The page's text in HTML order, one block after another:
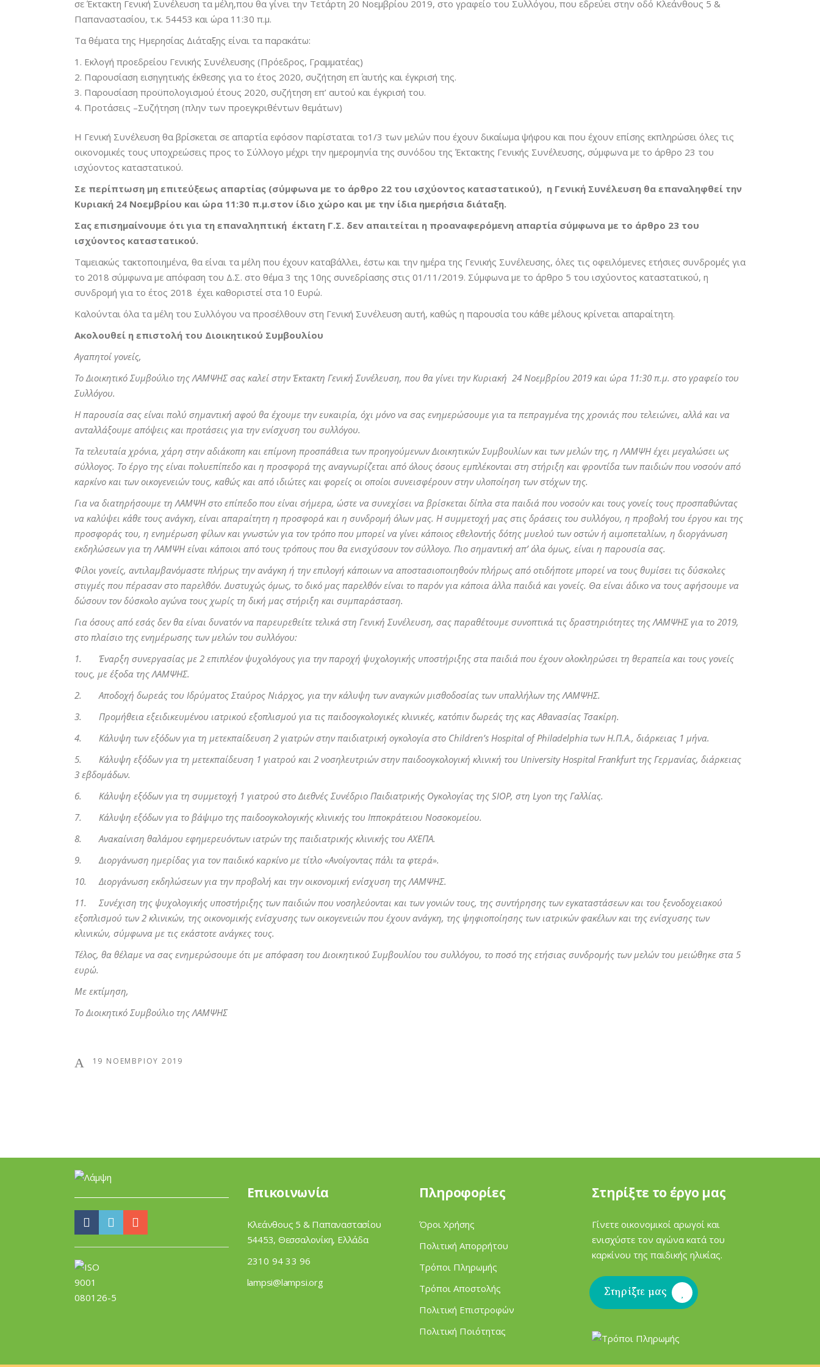
σε Έκτακτη Γενική Συνέλευση τα μέλη,που θα γίνει την Τετάρτη 20 Νοεμβρίου 2019, στο γραφείο του Συλλόγου, που εδρεύει στην οδό Κλεάνθους 5 &
Παπαναστασίου, τ.κ. 54453 και ώρα 11:30 π.μ.
Τα θέματα της Ημερησίας Διάταξης είναι τα παρακάτω:
Εκλογή προεδρείου Γενικής Συνέλευσης (Πρόεδρος, Γραμματέας)
Παρουσίαση εισηγητικής έκθεσης για το έτος 2020, συζήτηση επ΄ αυτής και έγκρισή της.
Παρουσίαση προϋπολογισμού έτους 2020, συζήτηση επ’ αυτού και έγκρισή του.
Προτάσεις –Συζήτηση (πλην των προεγκριθέντων θεμάτων)
Η Γενική Συνέλευση θα βρίσκεται σε απαρτία εφόσον παρίσταται το1/3 των μελών που έχουν δικαίωμα ψήφου και που έχουν επίσης εκπληρώσει όλες τις
οικονομικές τους υποχρεώσεις προς το Σύλλογο μέχρι την ημερομηνία της συνόδου της Έκτακτης Γενικής Συνέλευσης, σύμφωνα με το άρθρο 23 του
ισχύοντος καταστατικού.
Σε περίπτωση μη επιτεύξεως απαρτίας (σύμφωνα με το άρθρο 22 του ισχύοντος καταστατικού), η Γενική Συνέλευση θα επαναληφθεί την
Κυριακή 24 Νοεμβρίου και ώρα 11:30 π.μ.στον ίδιο χώρο και με την ίδια ημερήσια διάταξη.
Σας επισημαίνουμε ότι για τη επαναληπτική έκτατη Γ.Σ. δεν απαιτείται η προαναφερόμενη απαρτία σύμφωνα με το άρθρο 23 του
ισχύοντος καταστατικού.
Ταμειακώς τακτοποιημένα, θα είναι τα μέλη που έχουν καταβάλλει, έστω και την ημέρα της Γενικής Συνέλευσης, όλες τις οφειλόμενες ετήσιες συνδρομές για
το 2018 σύμφωνα με απόφαση του Δ.Σ. στο θέμα 3 της 10ης συνεδρίασης στις 01/11/2019. Σύμφωνα με το άρθρο 5 του ισχύοντος καταστατικού, η
συνδρομή για το έτος 2018 έχει καθοριστεί στα 10 Ευρώ.
Καλούνται όλα τα μέλη του Συλλόγου να προσέλθουν στη Γενική Συνέλευση αυτή, καθώς η παρουσία του κάθε μέλους κρίνεται απαραίτητη.
Ακολουθεί η επιστολή του Διοικητικού Συμβουλίου
Αγαπητοί γονείς,
Το Διοικητικό Συμβούλιο της ΛΑΜΨΗΣ σας καλεί στην Έκτακτη Γενική Συνέλευση, που θα γίνει την Κυριακή 24 Νοεμβρίου 2019 και ώρα 11:30 π.μ. στο γραφείο του
Συλλόγου.
Η παρουσία σας είναι πολύ σημαντική αφού θα έχουμε την ευκαιρία, όχι μόνο να σας ενημερώσουμε για τα πεπραγμένα της χρονιάς που τελειώνει, αλλά και να
ανταλλάξουμε απόψεις και προτάσεις για την ενίσχυση του συλλόγου.
Τα τελευταία χρόνια, χάρη στην αδιάκοπη και επίμονη προσπάθεια των προηγούμενων Διοικητικών Συμβουλίων και των μελών της, η ΛΑΜΨΗ έχει μεγαλώσει ως
σύλλογος. Το έργο της είναι πολυεπίπεδο και η προσφορά της αναγνωρίζεται από όλους όσους εμπλέκονται στη στήριξη και φροντίδα των παιδιών που νοσούν από
καρκίνο και των οικογενειών τους, καθώς και από ιδιώτες και φορείς οι οποίοι συνεισφέρουν στην υλοποίηση των στόχων της.
Για να διατηρήσουμε τη ΛΑΜΨΗ στο επίπεδο που είναι σήμερα, ώστε να συνεχίσει να βρίσκεται δίπλα στα παιδιά που νοσούν και τους γονείς τους προσπαθώντας
να καλύψει κάθε τους ανάγκη, είναι απαραίτητη η προσφορά και η συνδρομή όλων μας. Η συμμετοχή μας στις δράσεις του συλλόγου, η προβολή του έργου και της
προσφοράς του, η ενημέρωση φίλων και γνωστών για τον τρόπο που μπορεί να γίνει κάποιος εθελοντής δότης μυελού των οστών ή αιμοπεταλίων, η διοργάνωση
εκδηλώσεων για τη ΛΑΜΨΗ είναι κάποιοι από τους τρόπους που θα ενισχύσουν τον σύλλογο. Πιο σημαντική απ’ όλα όμως, είναι η παρουσία σας.
Φίλοι γονείς, αντιλαμβανόμαστε πλήρως την ανάγκη ή την επιλογή κάποιων να αποστασιοποιηθούν πλήρως από οτιδήποτε μπορεί να τους θυμίσει τις δύσκολες
στιγμές που πέρασαν στο παρελθόν. Δυστυχώς όμως, το δικό μας παρελθόν είναι το παρόν για κάποια άλλα παιδιά και γονείς. Θα είναι άδικο να τους αφήσουμε να
δώσουν τον δύσκολο αγώνα τους χωρίς τη δική μας στήριξη και συμπαράσταση.
Για όσους από εσάς δεν θα είναι δυνατόν να παρευρεθείτε τελικά στη Γενική Συνέλευση, σας παραθέτουμε συνοπτικά τις δραστηριότητες της ΛΑΜΨΗΣ για το 2019,
στο πλαίσιο της ενημέρωσης των μελών του συλλόγου:
1. Έναρξη συνεργασίας με 2 επιπλέον ψυχολόγους για την παροχή ψυχολογικής υποστήριξης στα παιδιά που έχουν ολοκληρώσει τη θεραπεία και τους γονείς
τους, με έξοδα της ΛΑΜΨΗΣ.
2. Αποδοχή δωρεάς του Ιδρύματος Σταύρος Νιάρχος, για την κάλυψη των αναγκών μισθοδοσίας των υπαλλήλων της ΛΑΜΨΗΣ.
3. Προμήθεια εξειδικευμένου ιατρικού εξοπλισμού για τις παιδοογκολογικές κλινικές, κατόπιν δωρεάς της κας Αθανασίας Τσακίρη.
4. Κάλυψη των εξόδων για τη μετεκπαίδευση 2 γιατρών στην παιδιατρική ογκολογία στο Children’s Hospital of Philadelphia των Η.Π.Α., διάρκειας 1 μήνα.
5. Κάλυψη εξόδων για τη μετεκπαίδευση 1 γιατρού και 2 νοσηλευτριών στην παιδοογκολογική κλινική του University Hospital Frankfurtτης Γερμανίας, διάρκειας
3 εβδομάδων.
6. Κάλυψη εξόδων για τη συμμετοχή 1 γιατρού στο Διεθνές Συνέδριο Παιδιατρικής Ογκολογίας της SIOP, στη Lyon της Γαλλίας.
7. Κάλυψη εξόδων για το βάψιμο της παιδοογκολογικής κλινικής του Ιπποκράτειου Νοσοκομείου.
8. Ανακαίνιση θαλάμου εφημερευόντων ιατρών της παιδιατρικής κλινικής του ΑΧΕΠΑ.
9. Διοργάνωση ημερίδας για τον παιδικό καρκίνο με τίτλο «Ανοίγοντας πάλι τα φτερά».
10. Διοργάνωση εκδηλώσεων για την προβολή και την οικονομική ενίσχυση της ΛΑΜΨΗΣ.
11. Συνέχιση της ψυχολογικής υποστήριξης των παιδιών που νοσηλεύονται και των γονιών τους, της συντήρησης των εγκαταστάσεων και του ξενοδοχειακού
εξοπλισμού των 2 κλινικών, της οικονομικής ενίσχυσης των οικογενειών που έχουν ανάγκη, της ψηφιοποίησης των ιατρικών φακέλων και της ενίσχυσης των
κλινικών, σύμφωνα με τις εκάστοτε ανάγκες τους.
Τέλος, θα θέλαμε να σας ενημερώσουμε ότι με απόφαση του Διοικητικού Συμβουλίου του συλλόγου, το ποσό της ετήσιας συνδρομής των μελών του μειώθηκε στα 5
ευρώ.
Με εκτίμηση,
Το Διοικητικό Συμβούλιο της ΛΑΜΨΗΣ
19 ΝΟΕΜΒΡΊΟΥ 2019
Επικοινωνία
Κλεάνθους 5 & Παπαναστασίου
54453, Θεσσαλονίκη, Ελλάδα
2310 94 33 96
lampsi@lampsi.org
Πληροφορίες
Όροι Χρήσης
Πολιτική Απορρήτου
Τρόποι Πληρωμής
Τρόποι Αποστολής
Πολιτική Επιστροφών
Πολιτική Ποιότητας
Στηρίξτε το έργο μας
Γίνετε οικονομικοί αρωγοί και
ενισχύστε τον αγώνα κατά του
καρκίνου της παιδικής ηλικίας.
Στηρίξτε μας